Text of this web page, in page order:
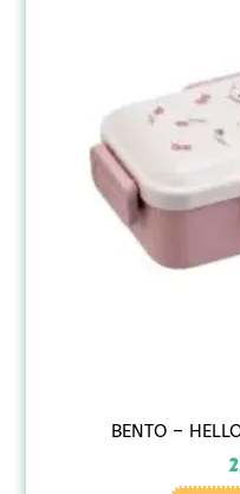
BENTO –